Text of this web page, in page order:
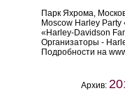
Парк Яхрома,
Moscow Harley
«Harley-Davidson
Организаторы -
Подробности на
Архив: